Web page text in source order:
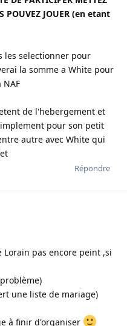
POUVEZ JOUER (en etant
selectionner pour
la somme a White pour
de l'hebergement et
pour son petit
autre avec White qui
Répondre
Lorain pas encore peint ,si
une liste de mariage)
à finir d'organiser